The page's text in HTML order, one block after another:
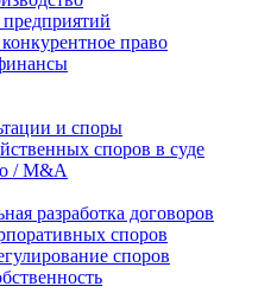
право
и споры
споров в суде
/ M&A
разработка договоров
споров
споров